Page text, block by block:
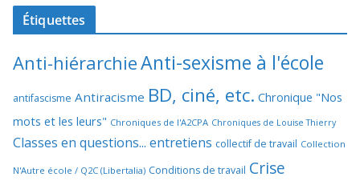
Étiquettes
Anti-hiérarchieAnti-sexisme à l'école
antifascisme Antiracisme BD, ciné, etc. Chronique "Nos
mots et les leurs" Chroniques de l'A2CPA Chroniques de Louise Thierry
Classes en questions... entretiens collectif de travail Collection
N'Autre école / Q2C (Libertalia) Conditions de travail Crise